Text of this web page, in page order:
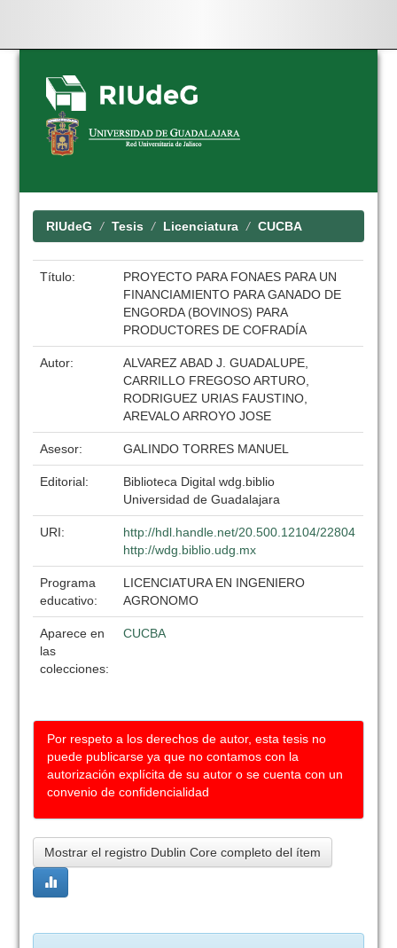
Skip
navigation
RIUdeG Tesis Licenciatura CUCBA
Título:
PROYECTO PARA FONAES PARA UN
FINANCIAMIENTO PARA GANADO DE
ENGORDA (BOVINOS) PARA
PRODUCTORES DE COFRADÍA
Autor:
ALVAREZ ABAD J. GUADALUPE,
CARRILLO FREGOSO ARTURO,
RODRIGUEZ URIAS FAUSTINO,
AREVALO ARROYO JOSE
Asesor: GALINDO TORRES MANUEL
Editorial:
Biblioteca Digital wdg.biblio
Universidad de Guadalajara
URI:
http://hdl.handle.net/20.500.12104/22804
http://wdg.biblio.udg.mx
Programa
educativo:
LICENCIATURA EN INGENIERO
AGRONOMO
Aparece en
las
colecciones:
CUCBA
Por respeto a los derechos de autor, esta tesis no
puede publicarse ya que no contamos con la
autorización explícita de su autor o se cuenta con un
convenio de confidencialidad
Mostrar el registro Dublin Core completo del ítem